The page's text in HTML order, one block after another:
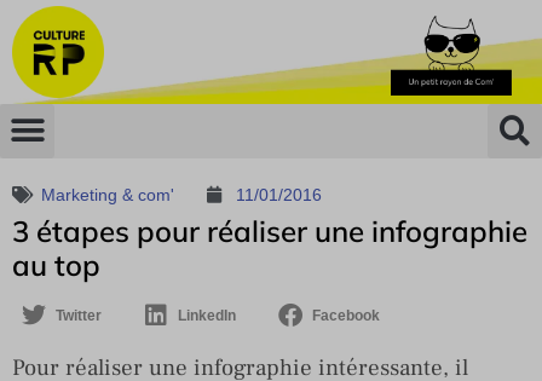
Marketing & com' 11/01/2016
3 étapes pour réaliser une infographie
au top
Twitter LinkedIn Facebook
Pour réaliser une infographie intéressante, il